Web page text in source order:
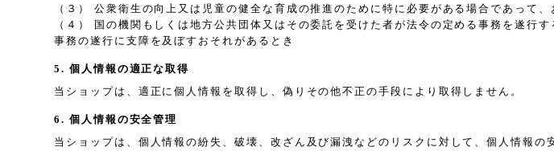
（３） 公衆衛生の向上又は児童の健全な育成の推進のために特に必要がある場合であって
（４） 国の機関もしくは地方公共団体又はその委託を受けた者が法令の定める事務を遂
事務の遂行に支障を及ぼすおそれがあるとき
5. 個人情報の適正な取得
当ショップは、適正に個人情報を取得し、偽りその他不正の手段により取得しません。
6. 個人情報の安全管理
当ショップは、個人情報の紛失、破壊、改ざん及び漏洩などのリスクに対して、個人情報